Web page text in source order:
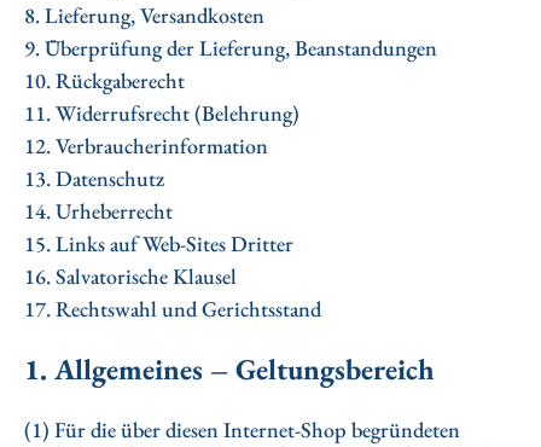
8. Lieferung, Versandkosten
9. Überprüfung der Lieferung, Beanstandungen
10. Rückgaberecht
11. Widerrufsrecht (Belehrung)
12. Verbraucherinformation
13. Datenschutz
14. Urheberrecht
15. Links auf Web-Sites Dritter
16. Salvatorische Klausel
17. Rechtswahl und Gerichtsstand
1. Allgemeines – Geltungsbereich
(1) Für die über diesen Internet-Shop begründeten